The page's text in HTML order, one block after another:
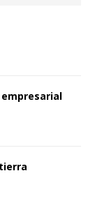
empresarial